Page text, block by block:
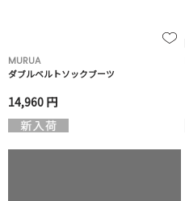
MURUA
ダブルベルトソックブーツ
14,960 円